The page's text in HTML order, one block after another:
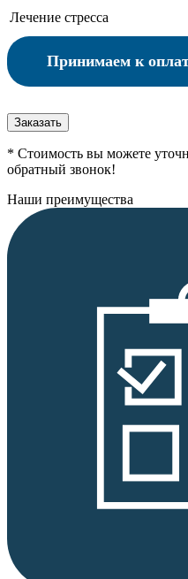
Лечение стресса
Принимаем к
Заказать
* Стоимость вы можете
обратный звонок!
Наши преимущества